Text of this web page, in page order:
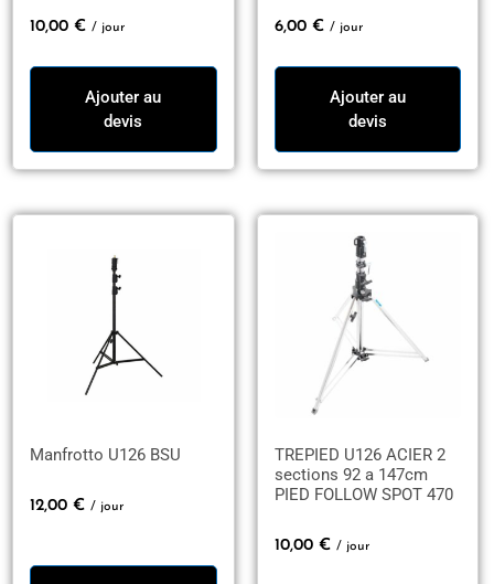
10,00 € / jour
Ajouter au
devis
6,00 € / jour
Ajouter au
devis
Manfrotto U126 BSU
12,00 € / jour
TREPIED U126 ACIER 2
sections 92 a 147cm
PIED FOLLOW SPOT 470
10,00 € / jour